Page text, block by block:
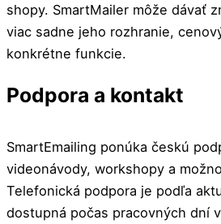
shopy. SmartMailer môže dávať
viac sadne jeho rozhranie,
konkrétne funkcie.
Podpora a kontakt
SmartEmailing ponúka českú
videonávody, workshopy a
Telefonická podpora je podľa
dostupná počas pracovných dní